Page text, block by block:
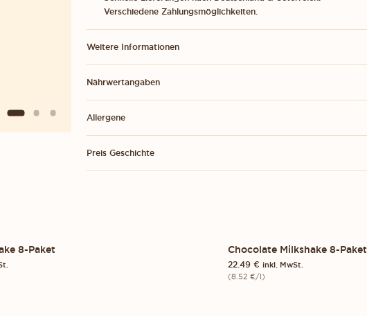
Verschiedene Zahlungsmöglichkeiten.
Weitere Informationen
Nährwertangaben
Allergene
Preis Geschichte
8-Paket 8-PACK
Chocolate Milkshake 8-Paket
22.49 € inkl. MwSt.
(8.52 €/l)